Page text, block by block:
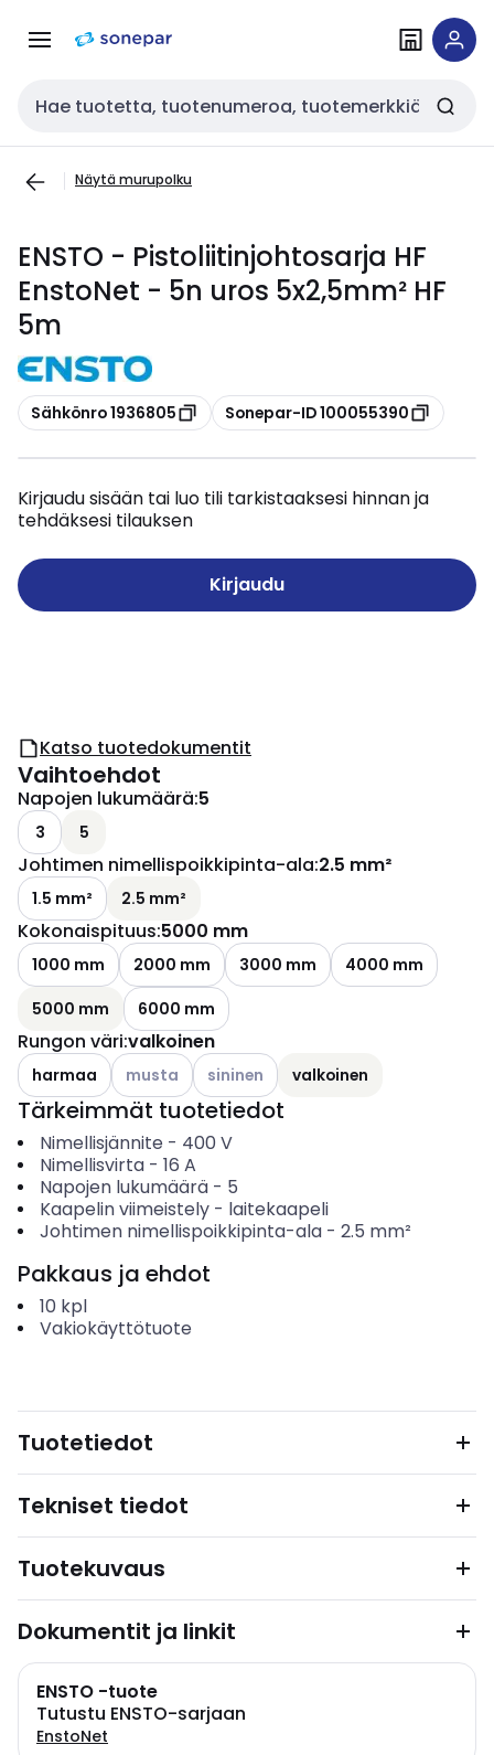
navigointiinsisältöön
Haku
Näytä murupolku
ENSTO - Pistoliitinjohtosarja HF
EnstoNet - 5n uros 5x2,5mm² HF
5m
Kopioi
Sähkönro 1936805 Kopioi
Sonepar-ID 100055390
Kirjaudu sisään tai luo tili tarkistaaksesi hinnan ja
tehdäksesi tilauksen
Kirjaudu
Katso tuotedokumentit
Vaihtoehdot
Napojen lukumäärä:5
3 5
Johtimen nimellispoikkipinta-ala:2.5 mm²
1.5 mm² 2.5 mm²
Kokonaispituus:5000 mm
1000 mm 2000 mm 3000 mm
4000 mm
5000 mm
6000 mm
Rungon väri:valkoinen
harmaa Katso käytettävissä olevat vaihtoehdot
musta Katso käytettävissä olevat
sininen valkoinen
Tärkeimmät tuotetiedot
Nimellisjännite - 400 V
Nimellisvirta- 16 A
Napojen lukumäärä- 5
Kaapelin viimeistely- laitekaapeli
Johtimen nimellispoikkipinta-ala- 2.5 mm²
Pakkaus ja ehdot
10 kpl
Vakiokäyttötuote
Tuotetiedot
Tekniset tiedot
Tuotekuvaus
Dokumentit ja linkit
ENSTO -tuote
Tutustu ENSTO-sarjaan
EnstoNet